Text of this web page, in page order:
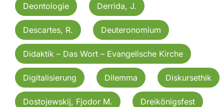
Deontologie Derrida, J.
Descartes, R. Deuteronomium
Didaktik – Das Wort – Evangelische Kirche
Digitalisierung Dilemma Diskursethik
Dostojewskij, Fjodor M. Dreikönigsfest